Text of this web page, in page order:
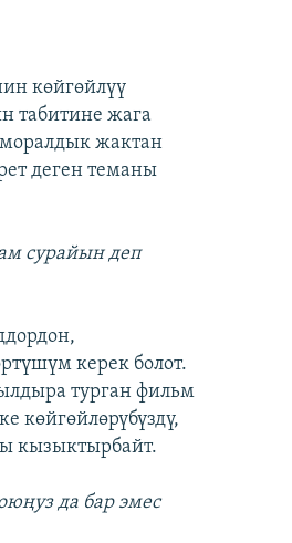
көйгөйлүү
табитине жага
моралдык жактан
деген теманы
сурайын деп
керек болот.
турган фильм
көйгөйлөрүбүздү,
кызыктырбайт.
да бар эмес